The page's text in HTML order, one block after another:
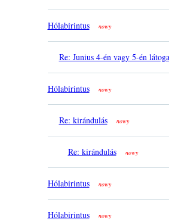
Hólabirintus nowy
Re: Junius 4-én vagy 5-én
Hólabirintus nowy
Re: kirándulás nowy
Re: kirándulás nowy
Hólabirintus nowy
Hólabirintus nowy